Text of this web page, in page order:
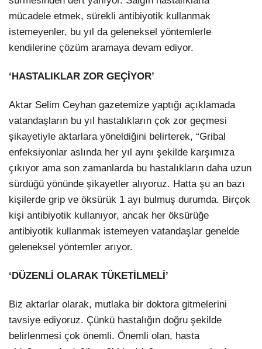
mücadele etmek, sürekli antibiyotik kullanmak
istemeyenler, bu yıl da geleneksel yöntemlerle
kendilerine çözüm aramaya devam ediyor.
‘HASTALIKLAR ZOR GEÇİYOR’
Aktar Selim Ceyhan gazetemize yaptığı açıklamada
vatandaşların bu yıl hastalıkların çok zor geçmesi
şikayetiyle aktarlara yöneldiğini belirterek, “Gribal
enfeksiyonlar aslında her yıl aynı şekilde karşımıza
çıkıyor ama son zamanlarda bu hastalıkların daha uzun
sürdüğü yönünde şikayetler alıyoruz. Hatta şu an bazı
kişilerde grip ve öksürük 1 ayı bulmuş durumda. Birçok
kişi antibiyotik kullanıyor, ancak her öksürüğe
antibiyotik kullanmak istemeyen vatandaşlar genelde
geleneksel yöntemler arıyor.
‘DÜZENLİ OLARAK TÜKETİLMELİ’
Biz aktarlar olarak, mutlaka bir doktora gitmelerini
tavsiye ediyoruz. Çünkü hastalığın doğru şekilde
belirlenmesi çok önemli. Önemli olan, hasta